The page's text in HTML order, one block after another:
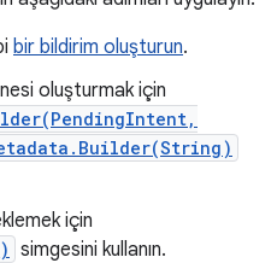
bir bildirim oluşturun.
oluşturmak için
için
simgesini kullanın.